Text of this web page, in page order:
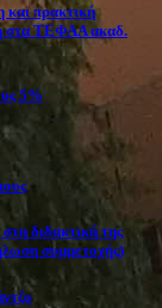
και πρακτική
στα ΤΕΦΑΑ ακαδ.
5%
διδακτική της
συμμετοχής)